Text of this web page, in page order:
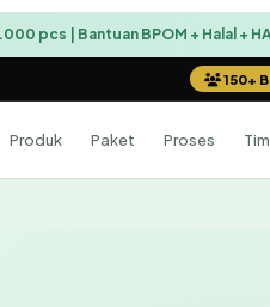
pcs | Bantuan BPOM + Halal +
150+
Produk Paket Proses